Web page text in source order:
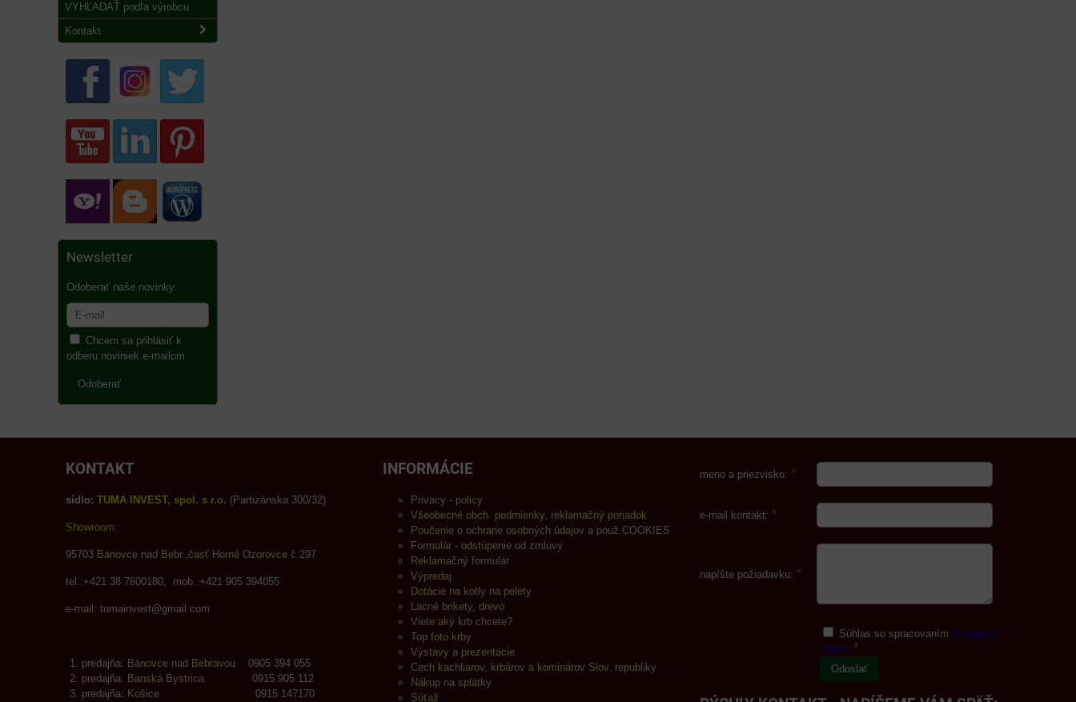
VYHĽADAŤ podľa výrobcu
Kontakt
Newsletter
Odoberať naše novinky:
Chcem sa prihlásiť k
odberu noviniek e-mailom
Odoberať
KONTAKT
sídlo: TUMA INVEST, spol. s r.o. (Partizánska 300/32)
Showroom:
95703 Bánovce nad Bebr.,časť Horné Ozorovce č.297
tel.:+421 38 7600180, mob.:+421 905 394055
e-mail: tumainvest@gmail.com
predajňa: Bánovce nad Bebravou 0905 394 055
predajňa: Banská Bystrica 0915 905 112
predajňa: Košice 0915 147170
INFORMÁCIE
Privacy - policy
Všeobecné obch. podmienky, reklamačný poriadok
Poučenie o ochrane osobných údajov a použ.COOKIES
Formulár - odstúpenie od zmluvy
Reklamačný formulár
Výpredaj
Dotácie na kotly na pelety
Lacné brikety, drevo
Viete aký krb chcete?
Top foto krby
Výstavy a prezentácie
Cech kachliarov, krbárov a kominárov Slov. republiky
Nákup na splátky
Súťaž
meno a priezvisko: *
e-mail kontakt: *
napíšte požiadavku: *
Súhlas so spracovanímosobných
údajov *
Odoslať